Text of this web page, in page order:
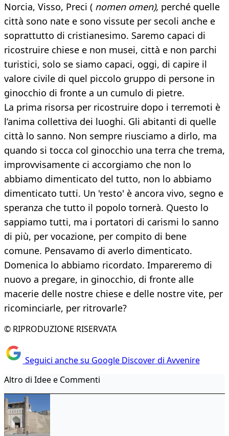
Norcia, Visso, Preci ( nomen omen), perché quelle
città sono nate e sono vissute per secoli anche e
soprattutto di cristianesimo. Saremo capaci di
ricostruire chiese e non musei, città e non parchi
turistici, solo se siamo capaci, oggi, di capire il
valore civile di quel piccolo gruppo di persone in
ginocchio di fronte a un cumulo di pietre.
La prima risorsa per ricostruire dopo i terremoti è
l’anima collettiva dei luoghi. Gli abitanti di quelle
città lo sanno. Non sempre riusciamo a dirlo, ma
quando si tocca col ginocchio una terra che trema,
improvvisamente ci accorgiamo che non lo
abbiamo dimenticato del tutto, non lo abbiamo
dimenticato tutti. Un 'resto' è ancora vivo, segno e
speranza che tutto il popolo tornerà. Questo lo
sappiamo tutti, ma i portatori di carismi lo sanno
di più, per vocazione, per compito di bene
comune. Pensavamo di averlo dimenticato.
Domenica lo abbiamo ricordato. Impareremo di
nuovo a pregare, in ginocchio, di fronte alle
macerie delle nostre chiese e delle nostre vite, per
ricominciarle, per ritrovarle?
© RIPRODUZIONE RISERVATA
Seguici anche su Google Discover di Avvenire
Altro di Idee e Commenti